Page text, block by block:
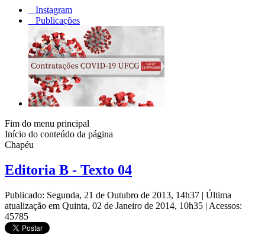
Instagram
Publicações
Fim do menu principal
Início do conteúdo da página
Chapéu
Editoria B - Texto 04
Publicado: Segunda, 21 de Outubro de 2013, 14h37 | Última
atualização em Quinta, 02 de Janeiro de 2014, 10h35 | Acessos:
45785